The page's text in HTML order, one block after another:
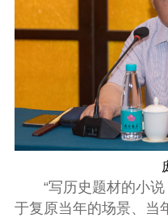
“写历史题材的小
于复原当年的场景、当